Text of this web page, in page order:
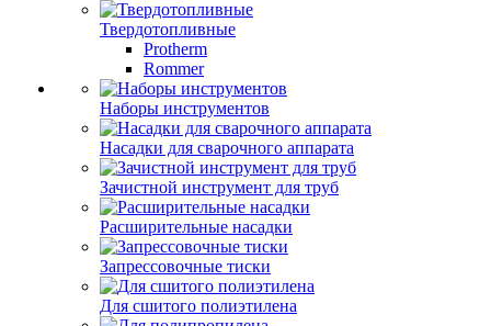
Твердотопливные
Protherm
Rommer
Наборы инструментов
Насадки для сварочного аппарата
Зачистной инструмент для труб
Расширительные насадки
Запрессовочные тиски
Для сшитого полиэтилена